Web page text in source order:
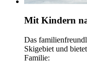
Mit Kindern
Das
Skigebiet und
Familie: